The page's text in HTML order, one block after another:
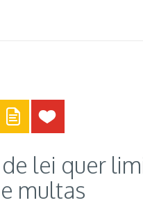
lei quer
multas